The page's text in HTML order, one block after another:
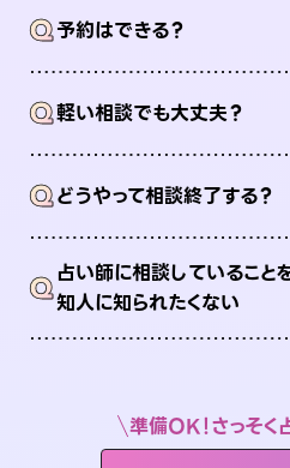
Q予約はできる？
Q軽い相談でも大丈夫？
Qどうやって相談終了する？
Q占い師に相談していること
知人に知られたくない
準備OK！さっそく